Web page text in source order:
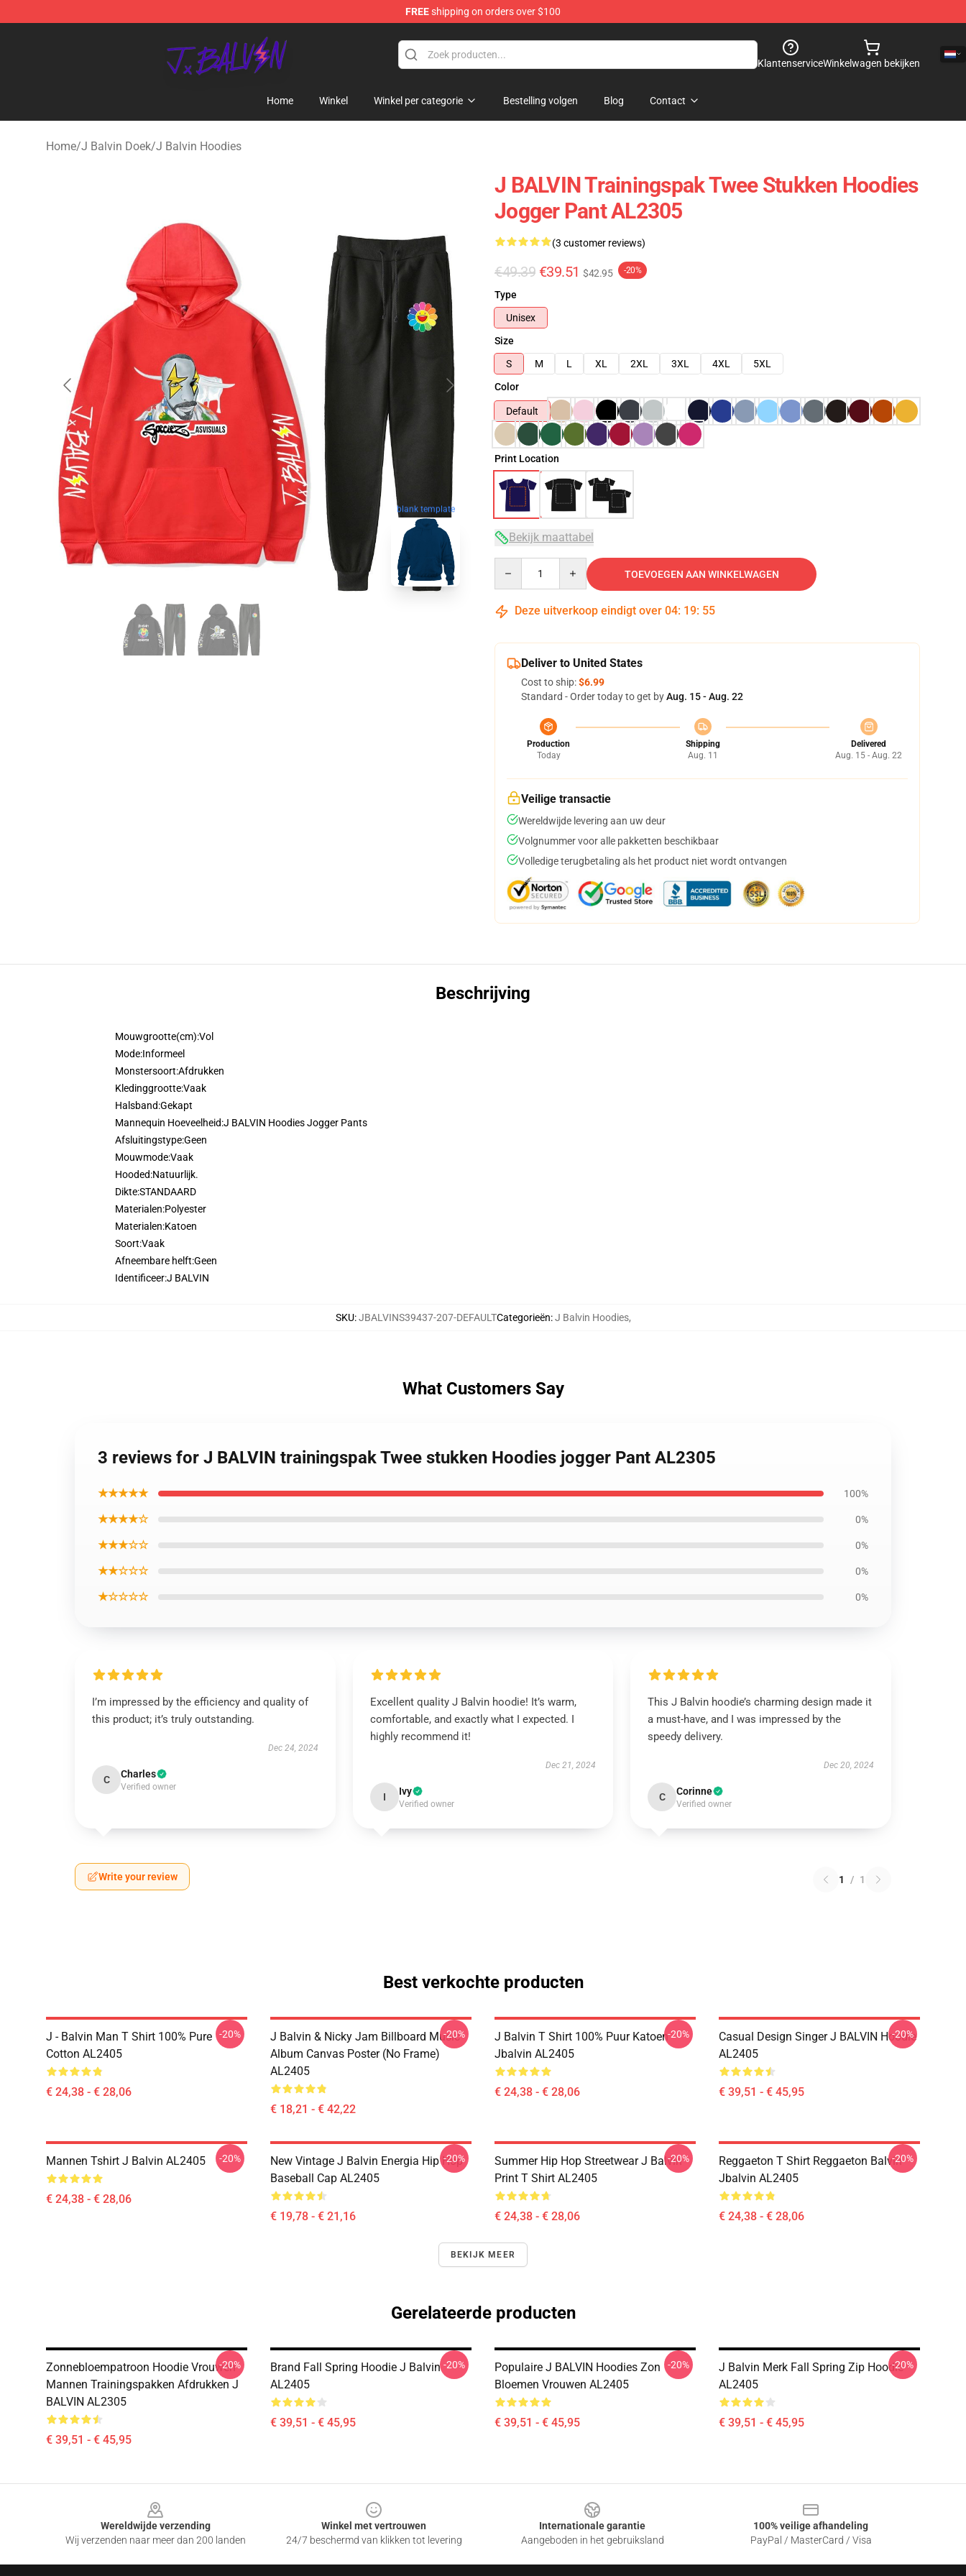
FREEshipping on orders over $100
J Balvin Store - Official J Balvin Merchandise Shop
KlantenserviceWinkelwagen bekijken
Home Winkel Winkel per categorie Bestelling volgen Blog Contact
Home/J Balvin Doek/J Balvin Hoodies
blank template
J BALVIN Trainingspak Twee Stukken Hoodies
Jogger Pant AL2305
(3 customer reviews)
€49.39 €39.51 $42.95 -20%
Type
Unisex
Size
S
M L XL 2XL 3XL 4XL
5XL
Color
Default
Print Location
Bekijk maattabel
TOEVOEGEN AAN WINKELWAGEN
Deze uitverkoop eindigt over 04: 19: 54
Deliver to United States
Cost to ship:$6.99
Standard - Order today to get byAug. 15 - Aug. 22
Production
Today
Shipping
Aug. 11
Delivered
Aug. 15 - Aug. 22
Veilige transactie
Wereldwijde levering aan uw deur
Volgnummer voor alle pakketten beschikbaar
Volledige terugbetaling als het product niet wordt ontvangen
Beschrijving
Mouwgrootte(cm):Vol
Mode:Informeel
Monstersoort:Afdrukken
Kledinggrootte:Vaak
Halsband:Gekapt
Mannequin Hoeveelheid:J BALVIN Hoodies Jogger Pants
Afsluitingstype:Geen
Mouwmode:Vaak
Hooded:Natuurlijk.
Dikte:STANDAARD
Materialen:Polyester
Materialen:Katoen
Soort:Vaak
Afneembare helft:Geen
Identificeer:J BALVIN
SKU:JBALVINS39437-207-DEFAULTCategorieën:J Balvin Hoodies,
What Customers Say
3 reviews for J BALVIN trainingspak Twee stukken Hoodies jogger Pant AL2305
★★★★★ 100%
★★★★☆ 0%
★★★☆☆ 0%
★★☆☆☆ 0%
★☆☆☆☆ 0%
I’m impressed by the efficiency and quality of
this product; it’s truly outstanding.
Dec 24, 2024
C Charles
Verified owner
Excellent quality J Balvin hoodie! It’s warm,
comfortable, and exactly what I expected. I
highly recommend it!
Dec 21, 2024
I Ivy
Verified owner
This J Balvin hoodie’s charming design made it
a must-have, and I was impressed by the
speedy delivery.
Dec 20, 2024
C Corinne
Verified owner
Write your review 1 / 1
Best verkochte producten
J - Balvin Man T Shirt 100% Pure
Cotton AL2405
€ 24,38 - € 28,06
-20%
J Balvin & Nicky Jam Billboard Music
Album Canvas Poster (No Frame)
AL2405
€ 18,21 - € 42,22
-20%
J Balvin T Shirt 100% Puur Katoen
Jbalvin AL2405
€ 24,38 - € 28,06
-20%
Casual Design Singer J BALVIN Hoodie
AL2405
€ 39,51 - € 45,95
-20%
Mannen Tshirt J Balvin AL2405
€ 24,38 - € 28,06
-20%
New Vintage J Balvin Energia Hip Hop
Baseball Cap AL2405
€ 19,78 - € 21,16
-20%
Summer Hip Hop Streetwear J Balvin
Print T Shirt AL2405
€ 24,38 - € 28,06
-20%
Reggaeton T Shirt Reggaeton Balvin
Jbalvin AL2405
€ 24,38 - € 28,06
-20%
BEKIJK MEER
Gerelateerde producten
Zonnebloempatroon Hoodie Vrouwen
Mannen Trainingspakken Afdrukken J
BALVIN AL2305
€ 39,51 - € 45,95
-20%
Brand Fall Spring Hoodie J Balvin
AL2405
€ 39,51 - € 45,95
-20%
Populaire J BALVIN Hoodies Zon
Bloemen Vrouwen AL2405
€ 39,51 - € 45,95
-20%
J Balvin Merk Fall Spring Zip Hoodie
AL2405
€ 39,51 - € 45,95
-20%
Wereldwijde verzending
Wij verzenden naar meer dan 200 landen
Winkel met vertrouwen
24/7 beschermd van klikken tot levering
Internationale garantie
Aangeboden in het gebruiksland
100% veilige afhandeling
PayPal / MasterCard / Visa